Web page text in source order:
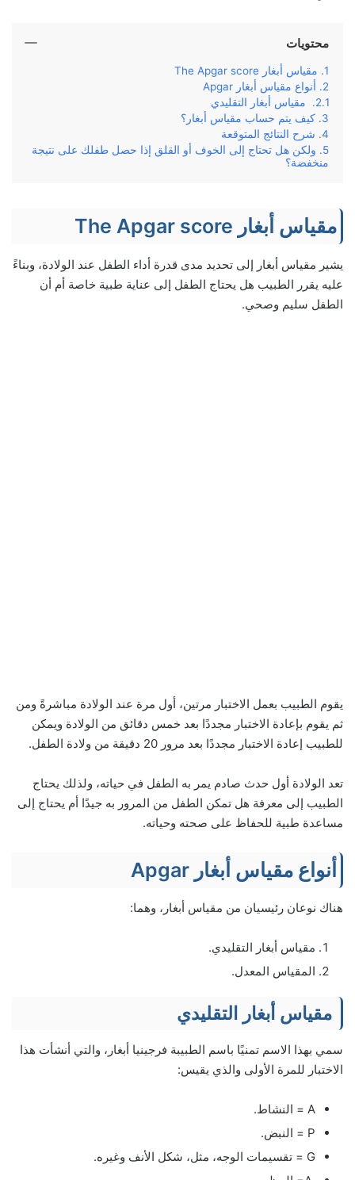
محتويات
مقياس أبغار The Apgar score
أنواع مقياس أبغار Apgar
مقياس أبغار التقليدي
كيف يتم حساب مقياس أبغار؟
شرح النتائج المتوقعة
ولكن هل تحتاج إلى الخوف أو القلق إذا حصل طفلك على نتيجة
منخفضة؟
مقياس أبغار The Apgar score
يشير مقياس أبغار إلى تحديد مدى قدرة أداء الطفل عند الولادة، وبناءً
عليه يقرر الطبيب هل يحتاج الطفل إلى عناية طبية خاصة أم أن
الطفل سليم وصحي.
يقوم الطبيب بعمل الاختبار مرتين، أول مرة عند الولادة مباشرةً ومن
ثم يقوم بإعادة الاختبار مجددًا بعد خمس دقائق من الولادة ويمكن
للطبيب إعادة الاختبار مجددًا بعد مرور 20 دقيقة من ولادة الطفل.
تعد الولادة أول حدث صادم يمر به الطفل في حياته، ولذلك يحتاج
الطبيب إلى معرفة هل تمكن الطفل من المرور به جيدًا أم يحتاج إلى
مساعدة طبية للحفاظ على صحته وحياته.
أنواع مقياس أبغار Apgar
هناك نوعان رئيسيان من مقياس أبغار، وهما:
مقياس أبغار التقليدي.
المقياس المعدل.
مقياس أبغار التقليدي
سمي بهذا الاسم تمنيًا باسم الطبيبة فرجينيا أبغار، والتي أنشأت هذا
الاختبار للمرة الأولى والذي يقيس:
A = النشاط.
P = النبض.
G = تقسيمات الوجه، مثل، شكل الأنف وغيره.